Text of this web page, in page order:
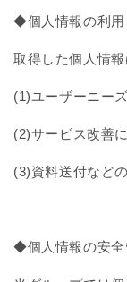
◆個人情報の利用
取得した個人情
(1)ユーザーニー
(2)サービス改善
(3)資料送付など
◆個人情報の安全